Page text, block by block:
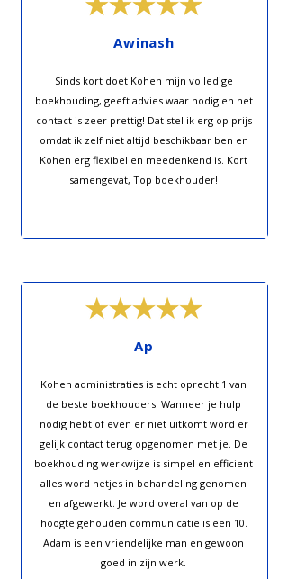
Awinash
Sinds kort doet Kohen mijn volledige
boekhouding, geeft advies waar nodig en het
contact is zeer prettig! Dat stel ik erg op prijs
omdat ik zelf niet altijd beschikbaar ben en
Kohen erg flexibel en meedenkend is. Kort
samengevat, Top boekhouder!
Ap
Kohen administraties is echt oprecht 1 van
de beste boekhouders. Wanneer je hulp
nodig hebt of even er niet uitkomt word er
gelijk contact terug opgenomen met je. De
boekhouding werkwijze is simpel en efficient
alles word netjes in behandeling genomen
en afgewerkt. Je word overal van op de
hoogte gehouden communicatie is een 10.
Adam is een vriendelijke man en gewoon
goed in zijn werk.